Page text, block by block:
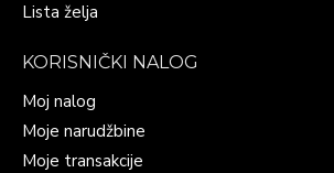
Lista želja
KORISNIČKI NALOG
Moj nalog
Moje narudžbine
Moje transakcije